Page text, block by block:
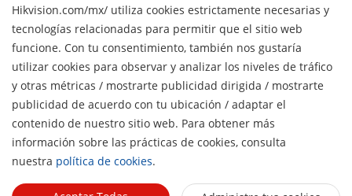
Hikvision.com/mx/ utiliza cookies estrictamente necesarias y
tecnologías relacionadas para permitir que el sitio web
funcione. Con tu consentimiento, también nos gustaría
utilizar cookies para observar y analizar los niveles de tráfico
y otras métricas / mostrarte publicidad dirigida / mostrarte
publicidad de acuerdo con tu ubicación / adaptar el
contenido de nuestro sitio web. Para obtener más
información sobre las prácticas de cookies, consulta
nuestra política de cookies.
Core Technologies
Dónde comprar
Soporte en línea
Mapa de sitio
Contáctenos
Suscribirse al Newsletter
© 2026 Hangzhou Hikvision Digital Technology Co., Ltd. Todos
los derechos reservados. Privacy Policy
Cookie Policy
Cookies Preferences
Cancel Subscription